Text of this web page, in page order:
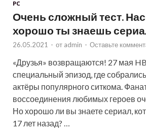
PC
Очень сложный тест.
хорошо ты знаешь
26.05.2021 - от admin - Оставьте
«Друзья» возвращаются! 27 мая
специальный эпизод, где
актёры популярного ситкома.
воссоединения любимых героев
Но хорошо ли вы знаете сериал,
17 лет назад? …